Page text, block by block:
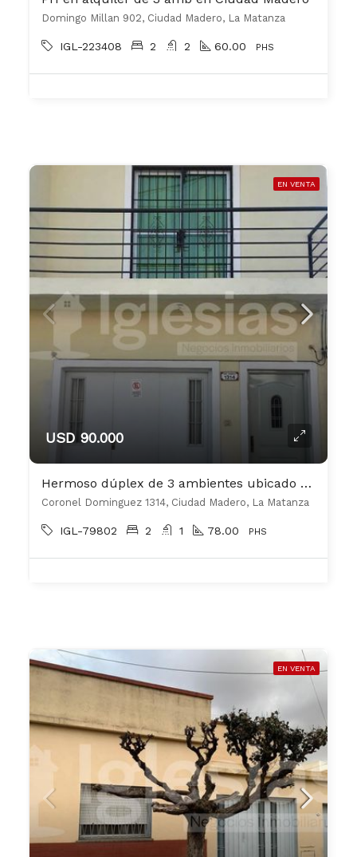
Domingo Millan 902, Ciudad Madero, La Matanza
IGL-223408 2 2 60.00 PHS
EN VENTA
USD 90.000
Hermoso dúplex de 3 ambientes ubicado en Ciudad Madero.
Coronel Dominguez 1314, Ciudad Madero, La Matanza
IGL-79802 2 1 78.00 PHS
EN VENTA